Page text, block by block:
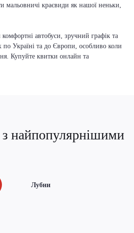
мальовничі краєвиди як нашої неньки,
автобуси, зручний графік та
по Україні та до Європи, особливо коли
Купуйте квитки онлайн та
найпопулярнішими
Лубни